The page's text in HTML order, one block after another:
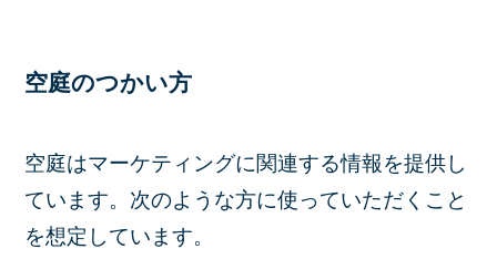
空庭のつかい方
空庭はマーケティングに関連する情報を提供し
ています。次のような方に使っていただくこと
を想定しています。